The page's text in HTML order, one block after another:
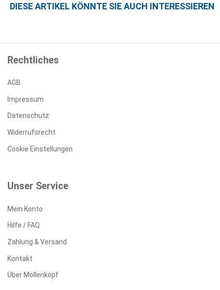
DIESE ARTIKEL KÖNNTE SIE AUCH INTERESSIEREN
Rechtliches
AGB
Impressum
Datenschutz
Widerrufsrecht
Cookie Einstellungen
Unser Service
Mein Konto
Hilfe / FAQ
Zahlung & Versand
Kontakt
Über Mollenkopf